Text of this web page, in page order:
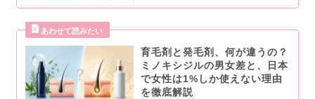
育毛剤と発毛剤、何が違うの？
ミノキシジルの男女差と、日本
で女性は1%しか使えない理由
を徹底解説